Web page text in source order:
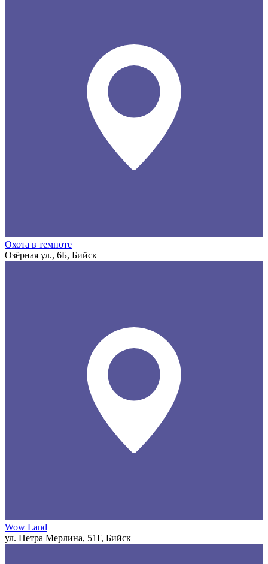
Охота в темноте
Озёрная ул., 6Б, Бийск
Wow Land
ул. Петра Мерлина, 51Г, Бийск